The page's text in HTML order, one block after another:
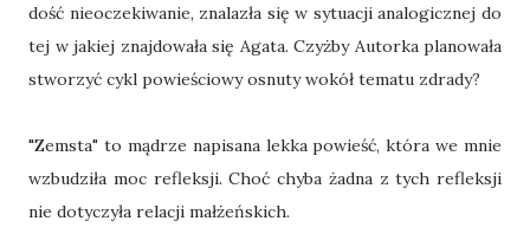
dość nieoczekiwanie, znalazła się w sytuacji analogicznej do
tej w jakiej znajdowała się Agata. Czyżby Autorka planowała
stworzyć cykl powieściowy osnuty wokół tematu zdrady?
"Zemsta" to mądrze napisana lekka powieść, która we mnie
wzbudziła moc refleksji. Choć chyba żadna z tych refleksji
nie dotyczyła relacji małżeńskich.